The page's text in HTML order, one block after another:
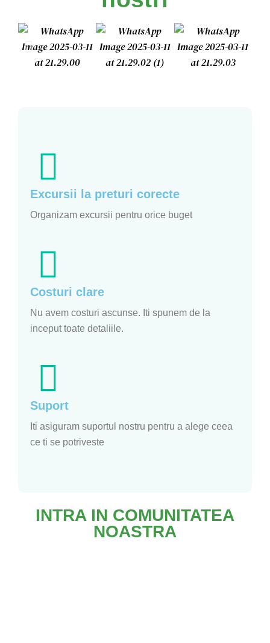
Excursii la preturi corecte
Organizam excursii pentru orice buget
Costuri clare
Nu avem costuri ascunse. Iti spunem de la
inceput toate detaliile.
Suport
Iti asiguram suportul nostru pentru a alege ceea
ce ti se potriveste
INTRA IN COMUNITATEA
NOASTRA